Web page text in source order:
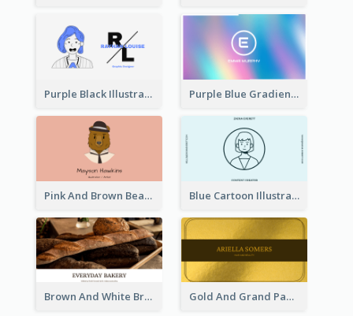
Purple Black Illustration Portrait Business Card Purple Blue Gradient Background Business Card
Pink And Brown Bear Illustration Business Card Blue Cartoon Illustration Portrait Business Card
Brown And White Bread Photo Bakery Business Card Gold And Grand Paper Texture Business Card